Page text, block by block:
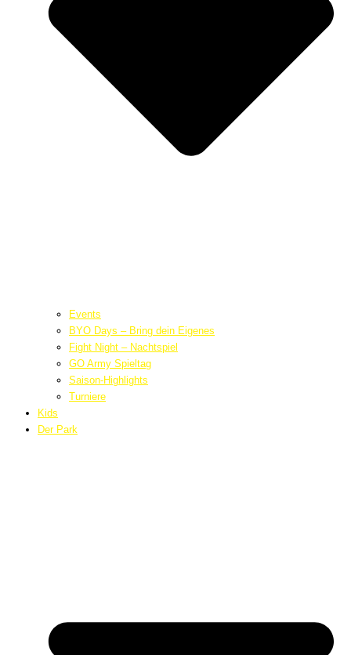
Events
BYO Days – Bring dein Eigenes
Fight Night – Nachtspiel
GO Army Spieltag
Saison-Highlights
Turniere
Kids
Der Park